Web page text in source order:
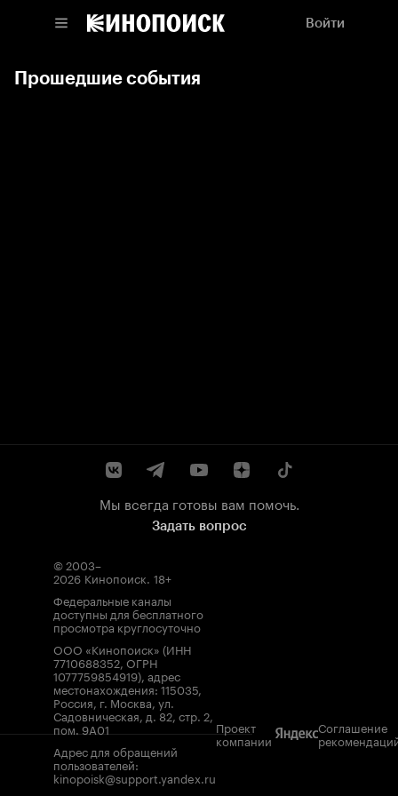
Войти
Прошедшие события
Мы всегда готовы вам помочь.
Задать вопрос
© 2003–
2026 Кинопоиск. 18+
Федеральные каналы
доступны для бесплатного
просмотра круглосуточно
ООО «Кинопоиск» (ИНН
7710688352, ОГРН
1077759854919), адрес
местонахождения: 115035,
Россия, г. Москва, ул.
Садовническая, д. 82, стр. 2,
пом. 9А01
Адрес для обращений
пользователей:
kinopoisk@support.yandex.ru
Проект
компании
Соглашение